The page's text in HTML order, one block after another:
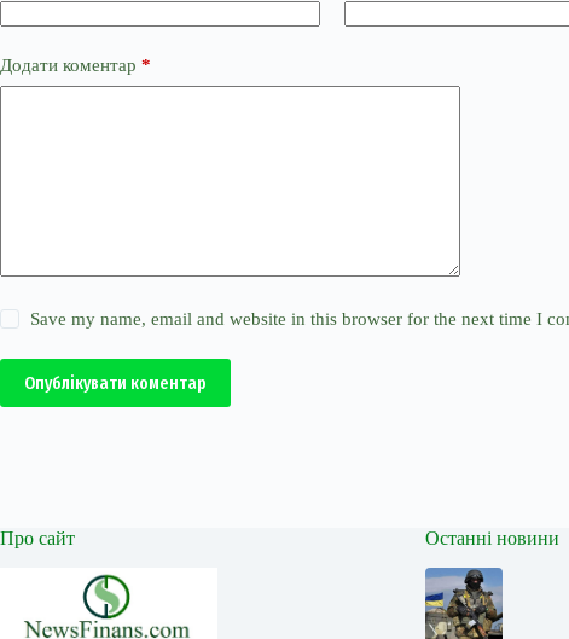
Додати коментар *
Save my name, email and website in this browser for the next time I
Опублікувати коментар
Про сайт Останні новини